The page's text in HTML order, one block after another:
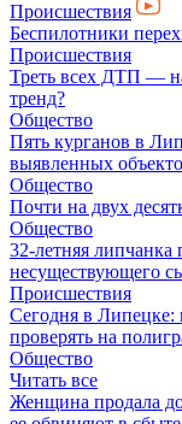
Происшествия
Беспилотники
Происшествия
Треть всех ДТП —
тренд?
Общество
Пять курганов в
выявленных
Общество
Почти на двух
Общество
32-летняя липчанка
несуществующего
Происшествия
Сегодня в Липецке:
проверять на
Общество
Читать все
Женщина продала